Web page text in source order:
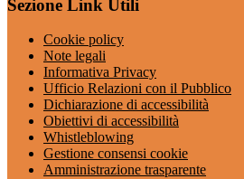
Sezione Link Utili
Cookie policy
Note legali
Informativa Privacy
Ufficio Relazioni con il Pubblico
Dichiarazione di accessibilità
Obiettivi di accessibilità
Whistleblowing
Gestione consensi cookie
Amministrazione trasparente